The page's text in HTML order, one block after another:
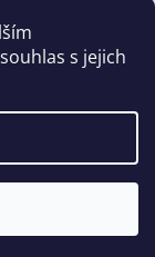
s jejich
vyhrazena.